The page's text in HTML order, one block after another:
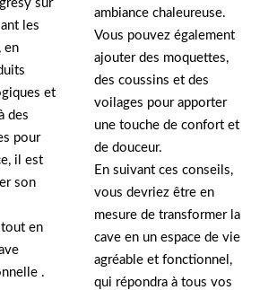
sur
les
en
et
des
pour
il est
son
tout en
.
ambiance chaleureuse.
Vous pouvez également
ajouter des moquettes,
des coussins et des
voilages pour apporter
une touche de confort et
de douceur.
En suivant ces conseils,
vous devriez être en
mesure de transformer la
cave en un espace de vie
agréable et fonctionnel,
qui répondra à tous vos